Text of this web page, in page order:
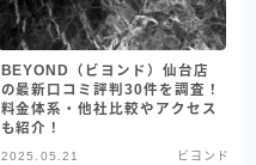
BEYOND（ビヨンド）仙台店
の最新口コミ評判30件を調査！
料金体系・他社比較やアクセス
も紹介！
2025.05.21 ビヨンド